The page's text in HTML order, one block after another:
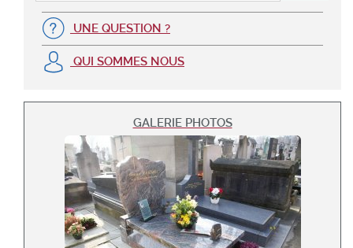
UNE QUESTION ?
QUI SOMMES NOUS
GALERIE PHOTOS